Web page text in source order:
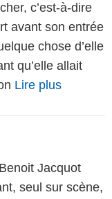
c’est-à-dire
avant son entrée
chose d’elle
qu’elle allait
Lire plus
Jacquot
seul sur scène,